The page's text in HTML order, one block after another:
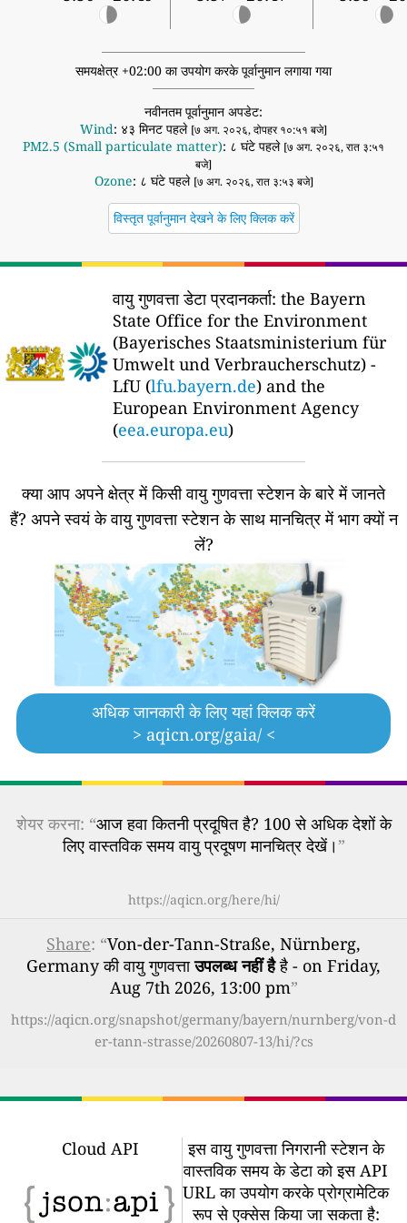
समयक्षेत्र +02:00 का उपयोग करके पूर्वानुमान लगाया गया
नवीनतम पूर्वानुमान अपडेट:
Wind: ४३ मिनट पहले [७ अग. २०२६, दोपहर १०:५१ बजे]
PM2.5 (Small particulate matter): ८ घंटे पहले [७ अग. २०२६, रात ३:५१
बजे]
Ozone: ८ घंटे पहले [७ अग. २०२६, रात ३:५३ बजे]
विस्तृत पूर्वानुमान देखने के लिए क्लिक करें
वायु गुणवत्ता डेटा प्रदानकर्ता: the Bayern
State Office for the Environment
(Bayerisches Staatsministerium für
Umwelt und Verbraucherschutz) -
LfU (lfu.bayern.de) and the
European Environment Agency
(eea.europa.eu)
क्या आप अपने क्षेत्र में किसी वायु गुणवत्ता स्टेशन के बारे में जानते
हैं? अपने स्वयं के वायु गुणवत्ता स्टेशन के साथ मानचित्र में भाग क्यों न
लें?
अधिक जानकारी के लिए यहां क्लिक करें
> aqicn.org/gaia/ <
शेयर करना: “आज हवा कितनी प्रदूषित है? 100 से अधिक देशों के
लिए वास्तविक समय वायु प्रदूषण मानचित्र देखें।”
https://aqicn.org/here/hi/
Share: “Von-der-Tann-Straße, Nürnberg,
Germany की वायु गुणवत्ताउपलब्ध नहीं हैहै - on Friday,
Aug 7th 2026, 13:00 pm”
https://aqicn.org/snapshot/germany/bayern/nurnberg/von-d
er-tann-strasse/20260807-13/hi/?cs
Cloud API
इस वायु गुणवत्ता निगरानी स्टेशन के
वास्तविक समय के डेटा को इस API
URL का उपयोग करके प्रोग्रामेटिक
रूप से एक्सेस किया जा सकता है: